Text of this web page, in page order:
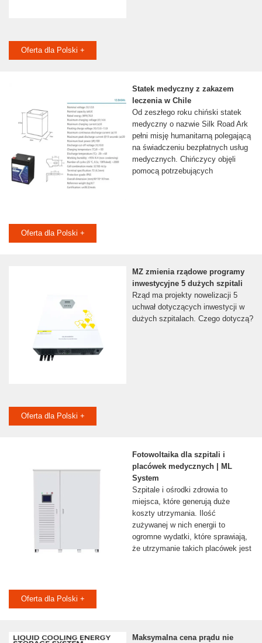
Oferta dla Polski +
Statek medyczny z zakazem
leczenia w Chile
Od zeszłego roku chiński statek
medyczny o nazwie Silk Road Ark
pełni misję humanitarną polegającą
na świadczeniu bezpłatnych usług
medycznych. Chińczycy objęli
pomocą potrzebujących
Oferta dla Polski +
MZ zmienia rządowe programy
inwestycyjne 5 dużych szpitali
Rząd ma projekty nowelizacji 5
uchwał dotyczących inwestycji w
dużych szpitalach. Czego dotyczą?
Oferta dla Polski +
Fotowoltaika dla szpitali i
placówek medycznych | ML
System
Szpitale i ośrodki zdrowia to
miejsca, które generują duże
koszty utrzymania. Ilość
zużywanej w nich energii to
ogromne wydatki, które sprawiają,
że utrzymanie takich placówek jest
Oferta dla Polski +
Maksymalna cena prądu nie